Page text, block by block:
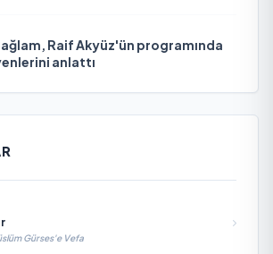
Raif Akyüz'ün programında
anlattı
Gürses'e Vefa